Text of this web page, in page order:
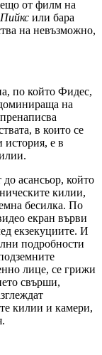
от филм на
или бара
на невъзможно,
по който Фидес,
на
в които се
история, е в
асансьор, който
килии,
бесилка. По
екран върви
екзекуциите. И
подробности
лице, се грижи
свърши,
килии и камери,